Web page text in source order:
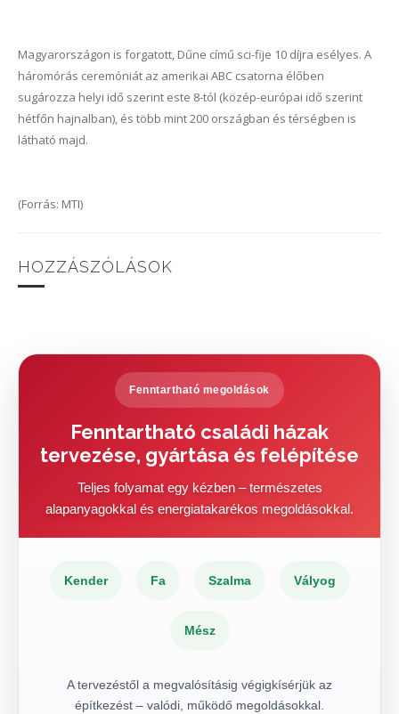
Magyarországon is forgatott, Dűne című sci-fije 10 díjra esélyes. A
háromórás ceremóniát az amerikai ABC csatorna élőben
sugározza helyi idő szerint este 8-tól (közép-európai idő szerint
hétfőn hajnalban), és több mint 200 országban és térségben is
látható majd.
(Forrás: MTI)
HOZZÁSZÓLÁSOK
Fenntartható megoldások
Fenntartható családi házak
tervezése, gyártása és felépítése
Teljes folyamat egy kézben – természetes
alapanyagokkal és energiatakarékos megoldásokkal.
Kender Fa Szalma Vályog
Mész
A tervezéstől a megvalósításig végigkísérjük az
építkezést – valódi, működő megoldásokkal.